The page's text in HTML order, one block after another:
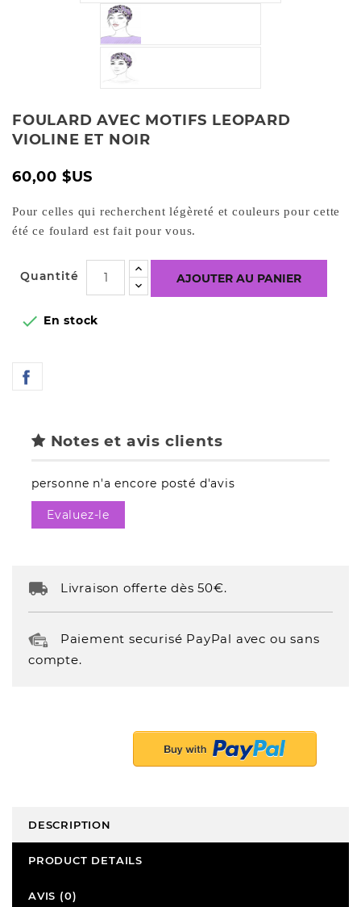
FOULARD AVEC MOTIFS LEOPARD
VIOLINE ET NOIR
60,00 $US
Pour celles qui recherchent légèreté et couleurs pour cette
été ce foulard est fait pour vous.
Quantité AJOUTER AU PANIER
 En stock
Notes et avis clients
personne n'a encore posté d'avis
Evaluez-le
Livraison offerte dès 50€.
Paiement securisé PayPal avec ou sans
compte.
DESCRIPTION
PRODUCT DETAILS
AVIS (0)